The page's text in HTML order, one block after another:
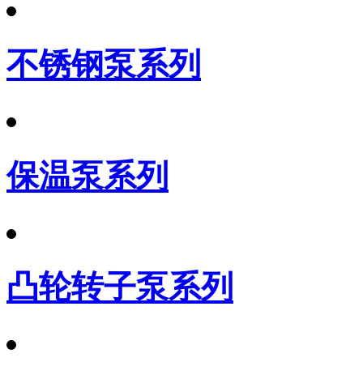
不锈钢泵系列
保温泵系列
凸轮转子泵系列